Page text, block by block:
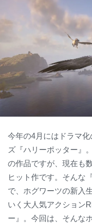
今年の4月にはドラマ
ズ『ハリーポッター』
の作品ですが、現在も
ヒット作です。そんな
で、ホグワーツの新入
いく大人気アクション
ー』。今回は、そんな